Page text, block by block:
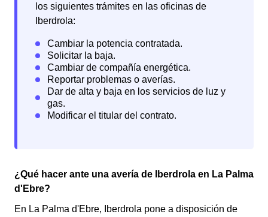
los siguientes trámites en las oficinas de
Iberdrola:
¿Qué hacer ante una avería de Iberdrola en La Palma
d'Ebre?
En La Palma d'Ebre, Iberdrola pone a disposición de